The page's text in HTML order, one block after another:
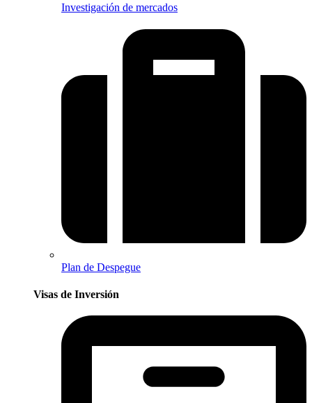
Investigación de mercados
Plan de Despegue
Visas de Inversión